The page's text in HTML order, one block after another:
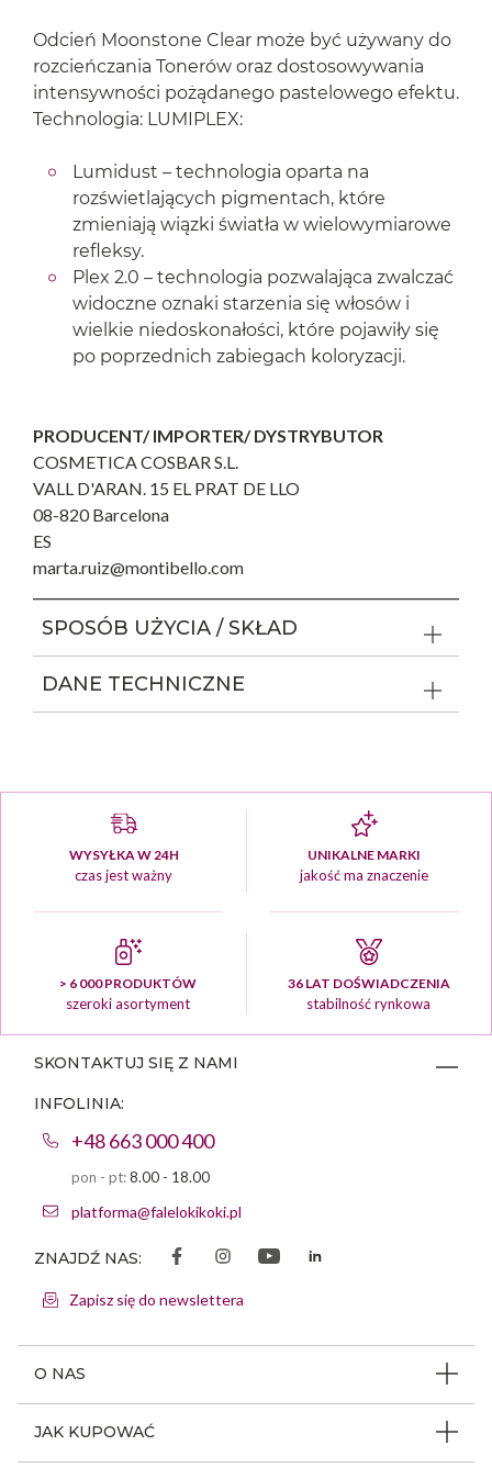
Odcień Moonstone Clear może być używany do
rozcieńczania Tonerów oraz dostosowywania
intensywności pożądanego pastelowego efektu.
Technologia: LUMIPLEX:
Lumidust – technologia oparta na
rozświetlających pigmentach, które
zmieniają wiązki światła w wielowymiarowe
refleksy.
Plex 2.0 – technologia pozwalająca zwalczać
widoczne oznaki starzenia się włosów i
wielkie niedoskonałości, które pojawiły się
po poprzednich zabiegach koloryzacji.
PRODUCENT/ IMPORTER/ DYSTRYBUTOR
COSMETICA COSBAR S.L.
VALL D'ARAN. 15 EL PRAT DE LLO
08-820 Barcelona
ES
marta.ruiz@montibello.com
SPOSÓB UŻYCIA / SKŁAD
DANE TECHNICZNE
WYSYŁKA W 24H
czas jest ważny
UNIKALNE MARKI
jakość ma znaczenie
> 6 000 PRODUKTÓW
szeroki asortyment
36 LAT DOŚWIADCZENIA
stabilność rynkowa
O NAS
JAK KUPOWAĆ
SKONTAKTUJ SIĘ Z NAMI
INFOLINIA:
+48 663 000 400
pon - pt:8.00 - 18.00
platforma@falelokikoki.pl
ZNAJDŹ NAS:
Zapisz się do newslettera